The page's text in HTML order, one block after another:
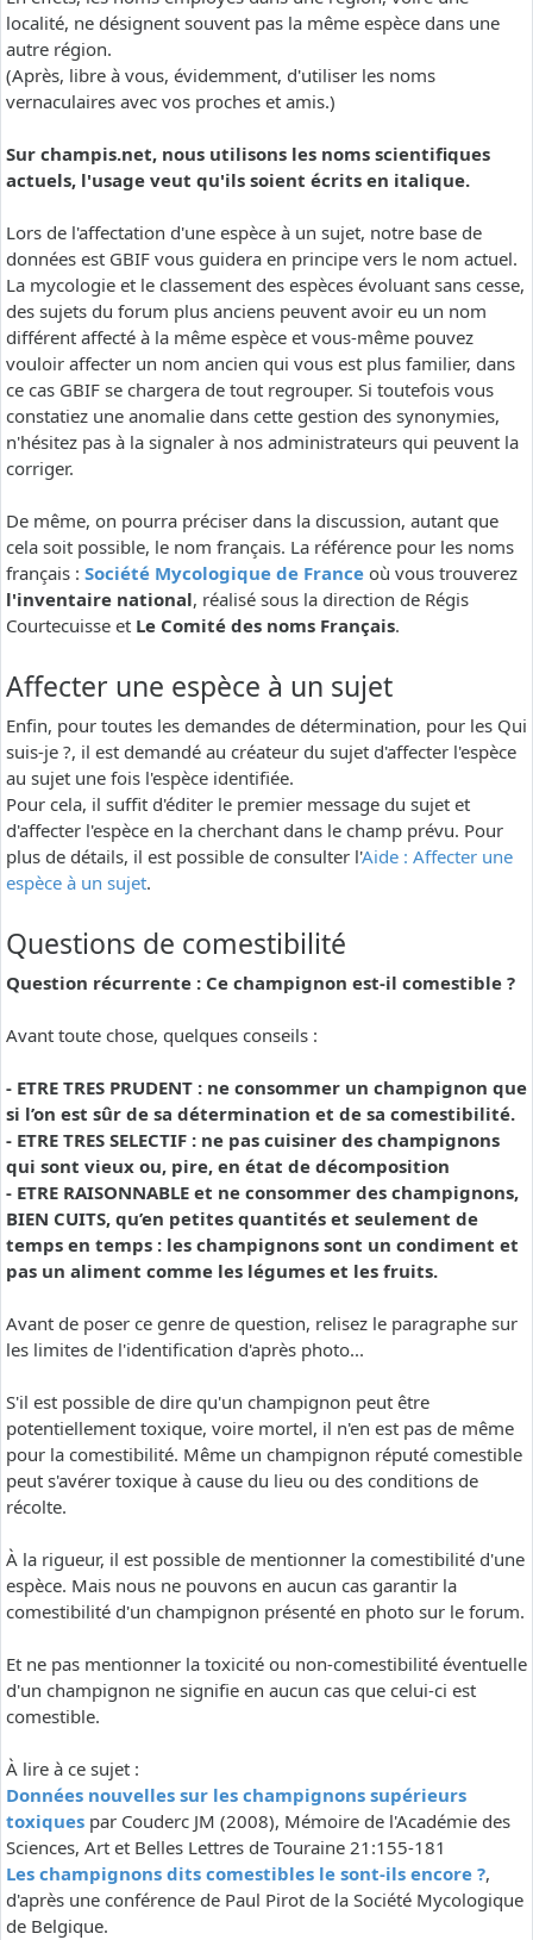
localité, ne désignent souvent pas la même espèce dans une
autre région.
(Après, libre à vous, évidemment, d'utiliser les noms
vernaculaires avec vos proches et amis.)
Sur champis.net, nous utilisons les noms scientifiques
actuels, l'usage veut qu'ils soient écrits en italique.
Lors de l'affectation d'une espèce à un sujet, notre base de
données est GBIF vous guidera en principe vers le nom actuel.
La mycologie et le classement des espèces évoluant sans cesse,
des sujets du forum plus anciens peuvent avoir eu un nom
différent affecté à la même espèce et vous-même pouvez
vouloir affecter un nom ancien qui vous est plus familier, dans
ce cas GBIF se chargera de tout regrouper. Si toutefois vous
constatiez une anomalie dans cette gestion des synonymies,
n'hésitez pas à la signaler à nos administrateurs qui peuvent la
corriger.
De même, on pourra préciser dans la discussion, autant que
cela soit possible, le nom français. La référence pour les noms
français : Société Mycologique de France où vous trouverez
l'inventaire national, réalisé sous la direction de Régis
Courtecuisse et Le Comité des noms Français.
Affecter une espèce à un sujet
Enfin, pour toutes les demandes de détermination, pour les Qui
suis-je ?, il est demandé au créateur du sujet d'affecter l'espèce
au sujet une fois l'espèce identifiée.
Pour cela, il suffit d'éditer le premier message du sujet et
d'affecter l'espèce en la cherchant dans le champ prévu. Pour
plus de détails, il est possible de consulter l'Aide : Affecter une
espèce à un sujet.
Questions de comestibilité
Question récurrente : Ce champignon est-il comestible ?
Avant toute chose, quelques conseils :
- ETRE TRES PRUDENT : ne consommer un champignon que
si l’on est sûr de sa détermination et de sa comestibilité.
- ETRE TRES SELECTIF : ne pas cuisiner des champignons
qui sont vieux ou, pire, en état de décomposition
- ETRE RAISONNABLE et ne consommer des champignons,
BIEN CUITS, qu’en petites quantités et seulement de
temps en temps : les champignons sont un condiment et
pas un aliment comme les légumes et les fruits.
Avant de poser ce genre de question, relisez le paragraphe sur
les limites de l'identification d'après photo...
S'il est possible de dire qu'un champignon peut être
potentiellement toxique, voire mortel, il n'en est pas de même
pour la comestibilité. Même un champignon réputé comestible
peut s'avérer toxique à cause du lieu ou des conditions de
récolte.
À la rigueur, il est possible de mentionner la comestibilité d'une
espèce. Mais nous ne pouvons en aucun cas garantir la
comestibilité d'un champignon présenté en photo sur le forum.
Et ne pas mentionner la toxicité ou non-comestibilité éventuelle
d'un champignon ne signifie en aucun cas que celui-ci est
comestible.
À lire à ce sujet :
Données nouvelles sur les champignons supérieurs
toxiques par Couderc JM (2008), Mémoire de l'Académie des
Sciences, Art et Belles Lettres de Touraine 21:155-181
Les champignons dits comestibles le sont-ils encore ?,
d'après une conférence de Paul Pirot de la Société Mycologique
de Belgique.